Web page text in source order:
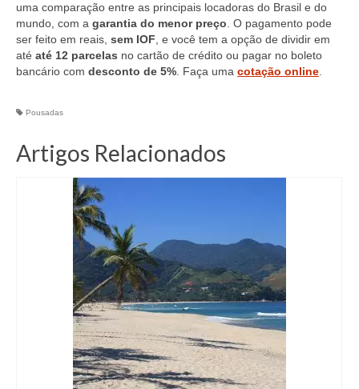
uma comparação entre as principais locadoras do Brasil e do
mundo, com a garantia do menor preço. O pagamento pode
ser feito em reais, sem IOF, e você tem a opção de dividir em
até até 12 parcelas no cartão de crédito ou pagar no boleto
bancário com desconto de 5%. Faça uma cotação online.
Pousadas
Artigos Relacionados